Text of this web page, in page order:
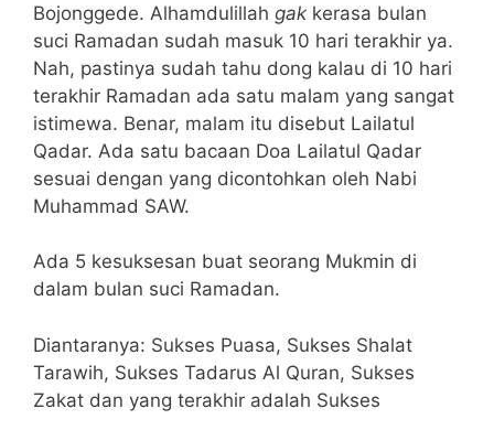
Bojonggede. Alhamdulillah gak kerasa bulan
suci Ramadan sudah masuk 10 hari terakhir ya.
Nah, pastinya sudah tahu dong kalau di 10 hari
terakhir Ramadan ada satu malam yang sangat
istimewa. Benar, malam itu disebut Lailatul
Qadar. Ada satu bacaan Doa Lailatul Qadar
sesuai dengan yang dicontohkan oleh Nabi
Muhammad SAW.
Ada 5 kesuksesan buat seorang Mukmin di
dalam bulan suci Ramadan.
Diantaranya: Sukses Puasa, Sukses Shalat
Tarawih, Sukses Tadarus Al Quran, Sukses
Zakat dan yang terakhir adalah Sukses